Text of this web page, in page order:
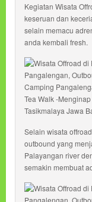
Kegiatan Wisata
keseruan dan
selain memacu
anda kembali fresh.
Selain wisata
outbound yang
Palayangan river
semakin membuat